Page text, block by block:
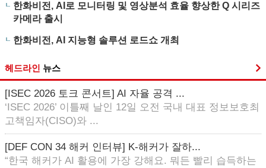
한화비전, AI로 모니터링 및 영상분석 효율 향상한 Q 시리즈
카메라 출시
한화비전, AI 지능형 솔루션 로드쇼 개최
헤드라인 뉴스
[ISEC 2026 토크 콘서트] AI 자율 공격 ...
‘ISEC 2026’ 이틀째 날인 12일 오전 국내 대표 정보보호최
고책임자(CISO)와 ...
[DEF CON 34 해커 인터뷰] K-해커가 잘하...
“한국 해커가 AI 활용에 가장 강해요. 뭐든 빨리 습득하는